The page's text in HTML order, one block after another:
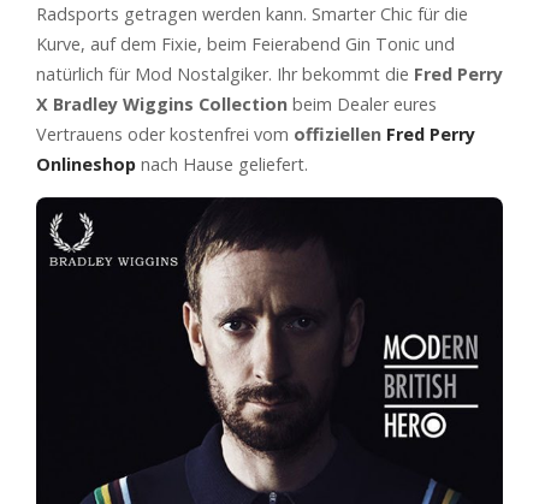
Radsports getragen werden kann. Smarter Chic für die
Kurve, auf dem Fixie, beim Feierabend Gin Tonic und
natürlich für Mod Nostalgiker. Ihr bekommt die Fred Perry
X Bradley Wiggins Collection beim Dealer eures
Vertrauens oder kostenfrei vom offiziellen Fred Perry
Onlineshop nach Hause geliefert.